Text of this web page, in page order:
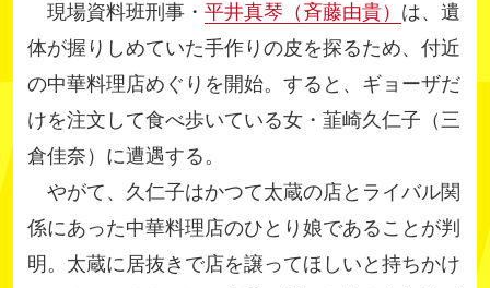
現場資料班刑事・ 平井真琴（斉藤由貴） は、遺
体が握りしめていた手作りの皮を探るため、付近
の中華料理店めぐりを開始。すると、ギョーザだ
けを注文して食べ歩いている女・韮崎久仁子（三
倉佳奈）に遭遇する。
やがて、久仁子はかつて太蔵の店とライバル関
係にあった中華料理店のひとり娘であることが判
明。太蔵に居抜きで店を譲ってほしいと持ちかけ